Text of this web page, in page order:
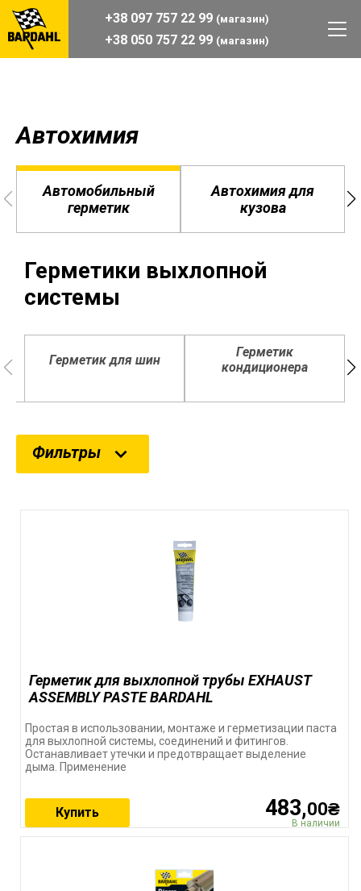
+38 097 757 22 99 (магазин)
+38 050 757 22 99 (магазин)
Автохимия
Автомобильный
герметик
Автохимия для
кузова
Герметики выхлопной
системы
Герметик для шин
Герметик
кондиционера
Фильтры
Герметик для выхлопной трубы EXHAUST
ASSEMBLY PASTE BARDAHL
Простая в использовании, монтаже и герметизации паста
для выхлопной системы, соединений и фитингов.
Останавливает утечки и предотвращает выделение
дыма. Применение
483,00₴
В наличии
Купить